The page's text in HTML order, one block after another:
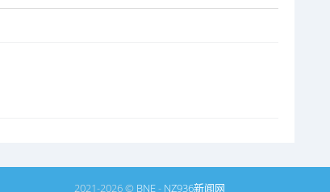
2021-2026 © BNE- NZ936新闻网